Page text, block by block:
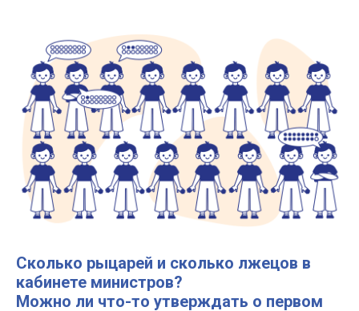
Сколько рыцарей и сколько лжецов в
кабинете министров?
Можно ли что-то утверждать о первом